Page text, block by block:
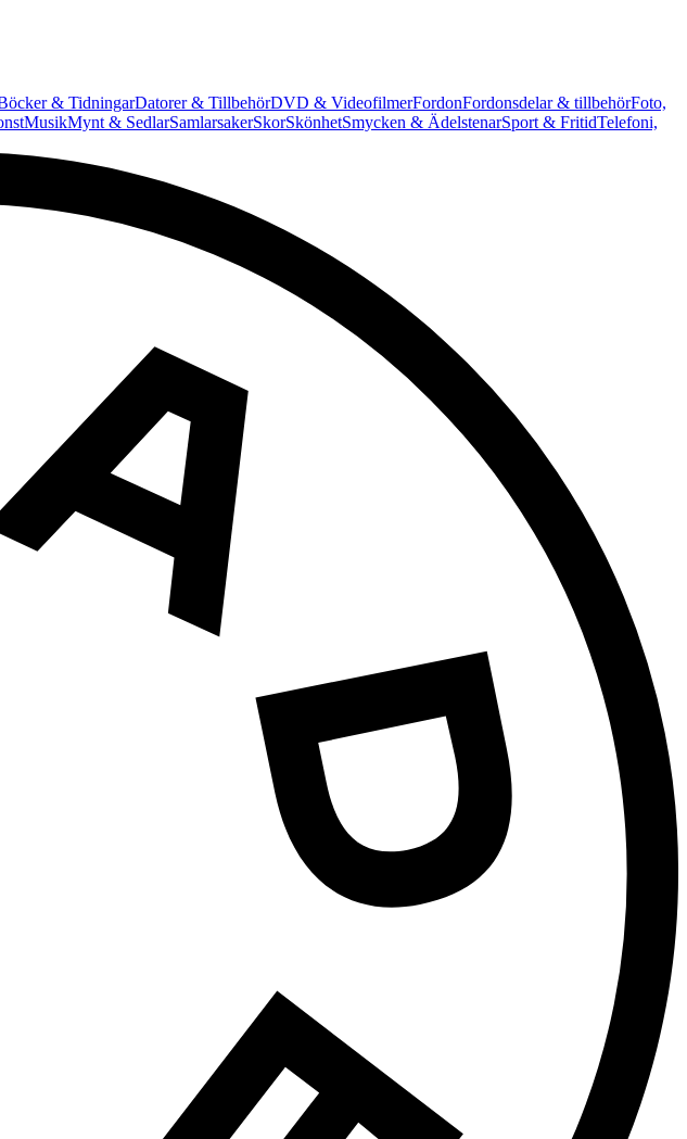
& TidningarDatorer & TillbehörDVD & VideofilmerFordonFordonsdelar & tillbehörFoto,
MusikMynt & SedlarSamlarsakerSkorSkönhetSmycken & ÄdelstenarSport & FritidTelefoni,